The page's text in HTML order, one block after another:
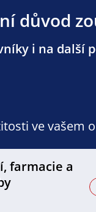
důvod
i na další
ve vašem
farmacie a